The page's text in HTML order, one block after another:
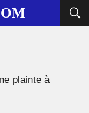
plainte à